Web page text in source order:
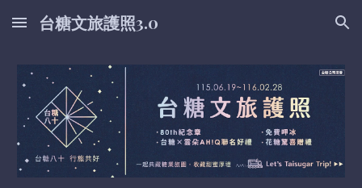
Skip to main content Skip to navigation
台糖文旅護照3.0